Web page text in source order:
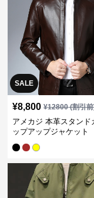
SALE
¥8,800 ¥12800(割引
アメカジ 本革スタンド
ップアップジャケット